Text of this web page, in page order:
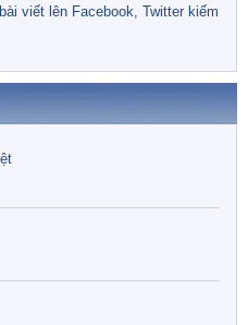
viết lên Facebook, Twitter kiếm